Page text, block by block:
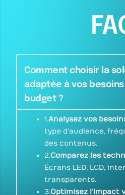
Comment choisir la
adaptée à vos
budget ?
1.Analysez vos
type d’audience,
des contenus.
2.Comparez les
Écrans LED, LCD,
transparents.
3.Optimisez l’impact